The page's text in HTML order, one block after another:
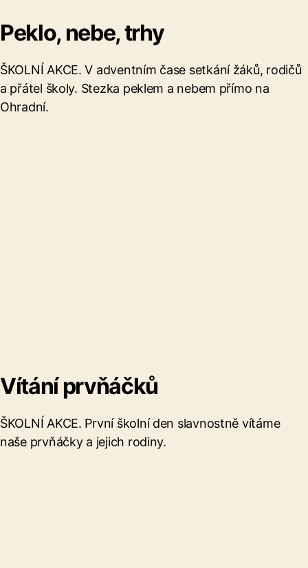
Peklo, nebe, trhy
ŠKOLNÍ AKCE. V adventním čase setkání žáků, rodičů
a přátel školy. Stezka peklem a nebem přímo na
Ohradní.
Vítání prvňáčků
ŠKOLNÍ AKCE. První školní den slavnostně vítáme
naše prvňáčky a jejich rodiny.